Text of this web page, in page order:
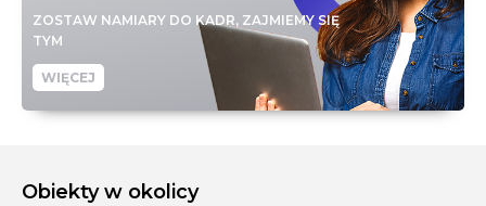
ZOSTAW NAMIARY DO KADR, ZAJMIEMY SIĘ
TYM
WIĘCEJ
Obiekty w okolicy